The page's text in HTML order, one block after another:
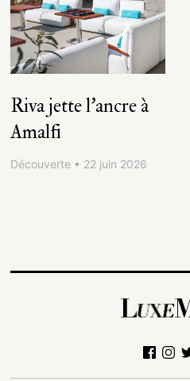
Riva jette l’ancre à
Amalfi
Découverte • 22 juin 2026